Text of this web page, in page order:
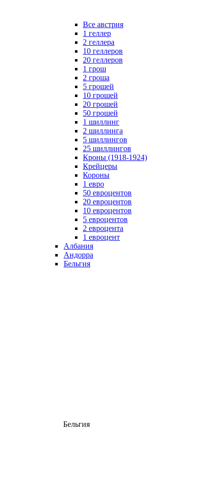
Все австрия
1 геллер
2 геллера
10 геллеров
20 геллеров
1 грош
2 гроша
5 грошей
10 грошей
20 грошей
50 грошей
1 шиллинг
2 шиллинга
5 шиллингов
25 шиллингов
Кроны (1918-1924)
Крейцеры
Короны
1 евро
50 евроцентов
20 евроцентов
10 евроцентов
5 евроцентов
2 евроцента
1 евроцент
Албания
Андорра
Бельгия
Бельгия